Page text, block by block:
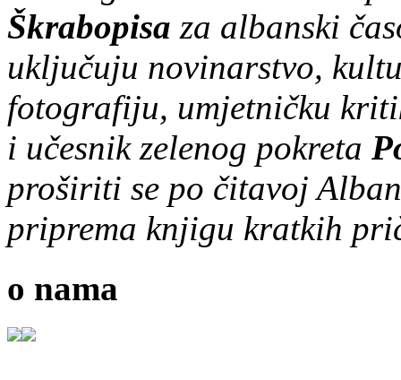
Škrabopisa za albanski
uključuju novinarstvo,
fotografiju, umjetničku
i učesnik zelenog pokreta
proširiti se po čitavoj
priprema knjigu kratkih
o nama